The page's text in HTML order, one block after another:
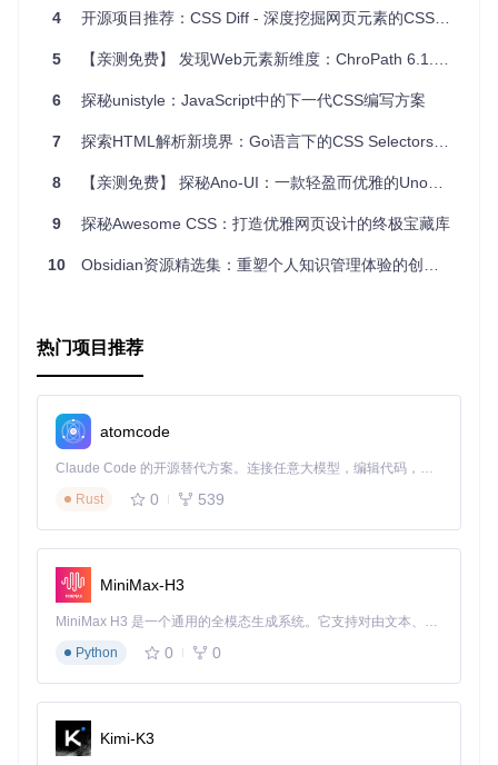
uerySelectorAll调用，提高效率，并方便针对更新的内容
重新运行查询。
处理委托事件
通过一次性匹配目标元素，而不是在每次事件触发时反复检查
（示例仅作展示，实际应用中不推荐这样做）你可以构建一个
简单的系统，在纯JavaScript环境中进行样式匹配和应用。
浏览器支持
erySelectorAll
开发与优化
安装好Grunt后，克隆项目并执行以下命令：
$ git clone https://github.com/josh/selector-set
$ cd selector-set/
$ npm install
$ grunt test
显著的部分作为键。当匹配元素时，通过这些键快速定位候选
选择器，然后再进行完整的匹配测试，提高了效率。
特点
4 开源项目推荐：CSS Diff - 深度挖掘网页元素的CSS奥秘
5 【亲测免费】 发现Web元素新维度：ChroPath 6.1.7——你的前端开发与自动化测试利器
6 探秘unistyle：JavaScript中的下一代CSS编写方案
7 探索HTML解析新境界：Go语言下的CSS Selectors神器
8 【亲测免费】 探秘Ano-UI：一款轻盈而优雅的UnoCSS组件库
9 探秘Awesome CSS：打造优雅网页设计的终极宝藏库
10 Obsidian资源精选集：重塑个人知识管理体验的创新方案
热门项目推荐
atomcode
Claude Code 的开源替代方案。连接任意大模型，编辑代码，运行命令，自动验证 — 全自动执行。用 Rust 构建，极致性能。 ｜ An open-source alternative to Claude Code. Connect any LLM, edit code, run commands, and verify changes — autonomously. Built in Rust for speed. Get Started
Rust
0 539
MiniMax-H3
MiniMax H3 是一个通用的全模态生成系统。它支持对由文本、图像、视频和音频组成的多模态上下文进行统一理解，并能生成分辨率高达 2K、时长可达 15 秒的带原生立体声音频的视频。得益于面向任务泛化的系统设计，H3 在预训练阶段就已具备广泛的多模态上下文理解与生成能力，能够出色地执行复杂的多模态指令。
Python
0 0
Kimi-K3